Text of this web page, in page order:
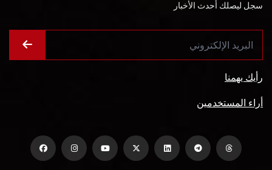
سجل ليصلك أحدث الأخبار
رأيك يهمنا
أراء المستخدمين